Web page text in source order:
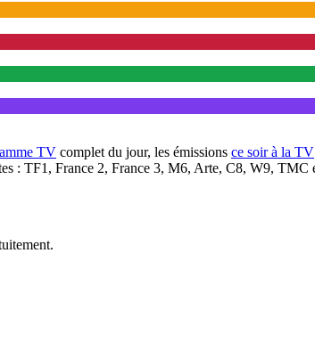
TV complet du jour, les émissions ce soir à la TV
: TF1, France 2, France 3, M6, Arte, C8, W9, TMC